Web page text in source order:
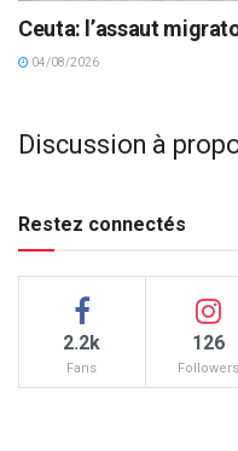
Ceuta: l’assaut
04/08/2026
Discussion à
Restez connectés
2.2k
Fans
126
Followers